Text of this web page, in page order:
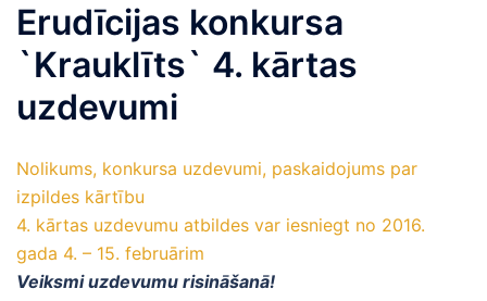
Erudīcijas konkursa
`Krauklīts` 4. kārtas
uzdevumi
Nolikums, konkursa uzdevumi, paskaidojums par
izpildes kārtību
4. kārtas uzdevumu atbildes var iesniegt no 2016.
gada 4. – 15. februārim
Veiksmi uzdevumu risināšanā!